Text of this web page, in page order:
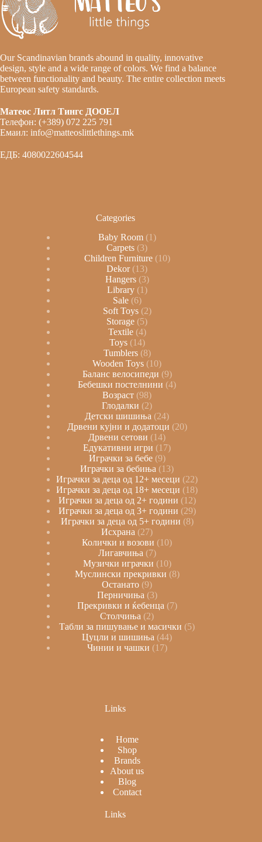
Our Scandinavian brands abound in quality, innovative
design, style and a wide range of colors. We find a balance
between functionality and beauty. The entire collection meets
European safety standards.
Матеос Литл Тингс ДООЕЛ
Телефон: (+389) 072 225 791
Емаил: info@matteoslittlethings.mk
ЕДБ: 4080022604544
Categories
Baby Room 1
Carpets 3
Children Furniture 10
Dekor
13
Hangers 3
Library 1
Sale 6
Soft Toys 2
Storage 5
Textile 4
Toys 14
Tumblers 8
Wooden Toys
10
Баланс велосипеди 9
Бебешки постелнини 4
Возраст 98
Глодалки
2
Детски шишиња
24
Дрвени кујни и додатоци 20
Дрвени сетови
14
Едукативни игри
17
Играчки за бебе 9
Играчки за бебиња
13
Играчки за деца од 12+ месеци
22
Играчки за деца од 18+ месеци
18
Играчки за деца од 2+ години 12
Играчки за деца од 3+ години 29
Играчки за деца од 5+ години 8
Исхрана
27
Колички и возови
10
Лигавчиња 7
Музички играчки 10
Муслински прекривки 8
Останато 9
Перничиња 3
Прекривки и ќебенца 7
Столчиња
2
Табли за пишување и масички
5
Цуцли и шишиња 44
Чинии и чашки 17
Links
Home
Shop
Brands
About us
Blog
Contact
Links